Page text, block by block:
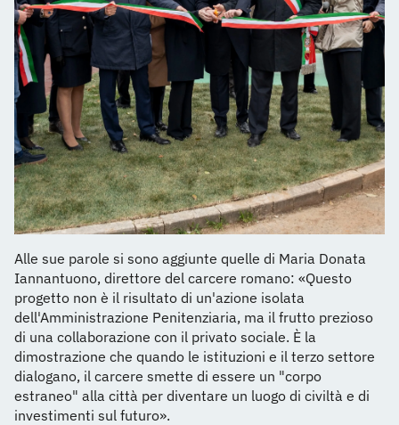
Alle sue parole si sono aggiunte quelle di Maria Donata
Iannantuono, direttore del carcere romano: «Questo
progetto non è il risultato di un'azione isolata
dell'Amministrazione Penitenziaria, ma il frutto prezioso
di una collaborazione con il privato sociale. È la
dimostrazione che quando le istituzioni e il terzo settore
dialogano, il carcere smette di essere un "corpo
estraneo" alla città per diventare un luogo di civiltà e di
investimenti sul futuro».